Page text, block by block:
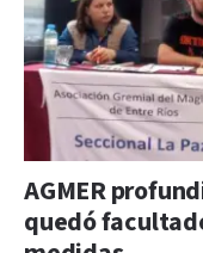
AGMER
quedó